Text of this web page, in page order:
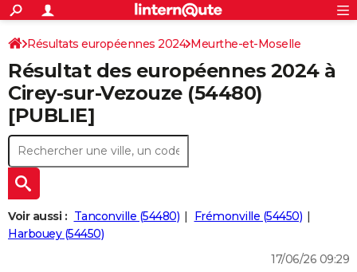
ACTUALITÉS
Politique
Société
Faits Divers
Education
Monde
Villes
+
SPORT
Coupe du monde 2026
Football
Tennis
Cyclisme
Rugby
Forum
CULTURE
Programme TV
TNT
Streaming
Cinéma
Sorties cinéma
Musique
+FINANCE
Retraite
Impôts
Epargne
Immobilier
Risques naturels par ville
Banque
Assurance
CréditAUTO
Essais
Réserver un essai
Citadines
Berlines
SUV
Forum auto
+HIGH-TECH
Mobiles
Meilleur smartphone
Internet
Ordinateurs
Jeux vidéo
Guide high-tech
+
BRICOLAGE
Forum
Aménagement intérieur
Extérieur
Cuisine
Salle de bains
Jardinage
Rangement
+
Rechercher
S'inscrire
Connexion
Résultats européennes 2024 Meurthe-et-Moselle
Résultat des européennes 2024 à
Cirey-sur-Vezouze (54480)
[PUBLIE]
Voir aussi : Tanconville (54480)
Frémonville (54450)
Harbouey (54450)
17/06/26 09:29